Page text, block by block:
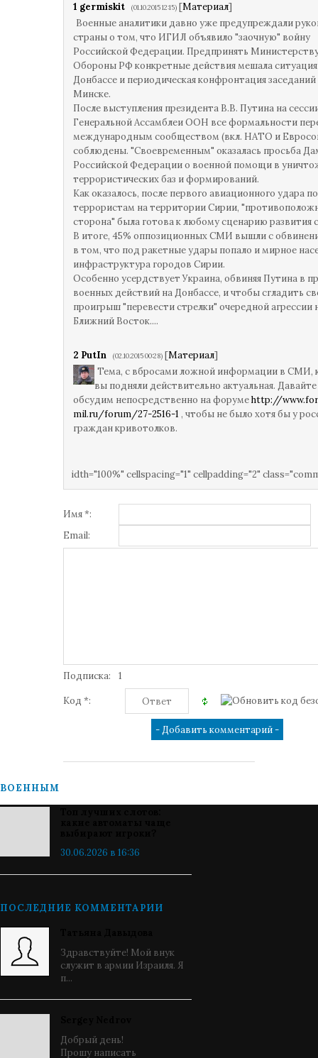
1 germiskit (01.10.2015 12:15) [Материал]
Военные аналитики давно уже предупреждали
страны о том, что ИГИЛ объявило "заочную" войну
Российской Федерации. Предпринять
Обороны РФ конкретные действия мешала
Донбассе и периодическая конфронтация заседаний
Минске.
После выступления президента В.В. Путина на
Генеральной Ассамблеи ООН все формальности
международным сообществом (вкл. НАТО и
соблюдены. "Своевременным" оказалась просьба
Российской Федерации о военной помощи в
террористических баз и формирований.
Как оказалось, после первого авиационного удара по
террористам на территории Сирии,
сторона" была готова к любому сценарию развития
В итоге, 45% оппозиционных СМИ вышли с
в том, что под ракетные удары попало и мирное
инфраструктура городов Сирии.
Особенно усердствует Украина, обвиняя Путина в
военных действий на Донбассе, и чтобы сгладить
проигрыш "перевести стрелки" очередной агрессии
Ближний Восток....
2 PutIn (02.10.2015 00:28) [Материал]
Тема, с вбросами ложной информации в СМИ,
вы подняли действительно актуальная. Давайте
обсудим непосредственно на форумеhttp://
mil.ru/forum/27-2516-1 , чтобы не было хотя бы у
граждан кривотолков.
idth="100%" cellspacing="1" cellpadding="2"
Имя *:
Email:
Подписка: 1
Код *:
ВОЕННЫМ
30.06.2026 в 16:36
ПОСЛЕДНИЕ КОММЕНТАРИИ
Здравствуйте! Мой внук
служит в армии Израиля. Я
п...
Добрый день!
Прошу написать